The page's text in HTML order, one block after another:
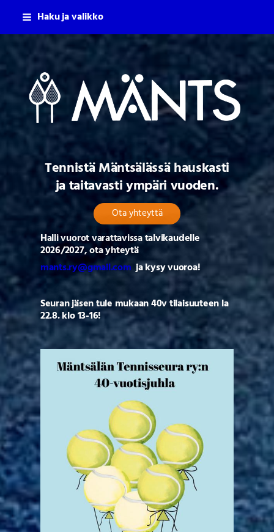
Siirry
Haku ja valikko
Mäntsälän Tennisseura Ry
Tennistä Mäntsälässä hauskasti
ja taitavasti ympäri vuoden.
Ota yhteyttä
Halli vuorot varattavissa talvikaudelle
2026/2027, ota yhteytä
mants.ry@gmail.com ja kysy vuoroa!
Seuran jäsen tule mukaan 40v tilaisuuteen la
22.8. klo 13-16!